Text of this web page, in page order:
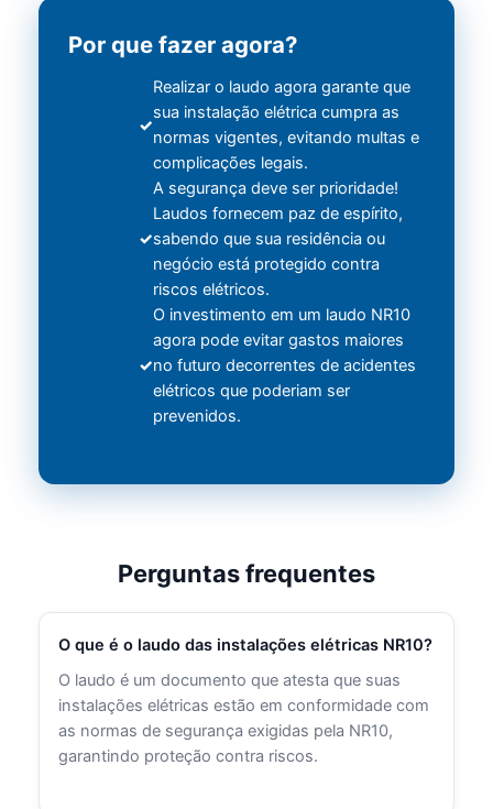
Por que fazer agora?
Realizar o laudo agora garante que
sua instalação elétrica cumpra as
normas vigentes, evitando multas e
complicações legais.
A segurança deve ser prioridade!
Laudos fornecem paz de espírito,
sabendo que sua residência ou
negócio está protegido contra
riscos elétricos.
O investimento em um laudo NR10
agora pode evitar gastos maiores
no futuro decorrentes de acidentes
elétricos que poderiam ser
prevenidos.
Perguntas frequentes
O que é o laudo das instalações elétricas NR10?
O laudo é um documento que atesta que suas
instalações elétricas estão em conformidade com
as normas de segurança exigidas pela NR10,
garantindo proteção contra riscos.